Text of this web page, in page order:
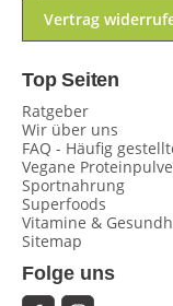
Vertrag
Top Seiten
Ratgeber
Wir über uns
FAQ - Häufig
Vegane
Sportnahrung
Superfoods
Vitamine &
Sitemap
Folge uns